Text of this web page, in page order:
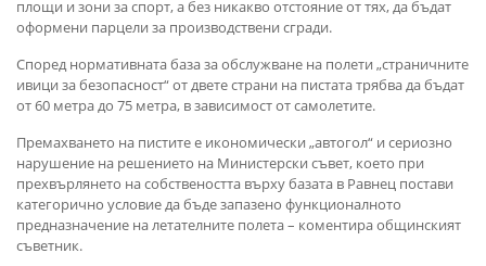
площи и зони за спорт, а без никакво отстояние от тях, да бъдат
оформени парцели за производствени сгради.
Според нормативната база за обслужване на полети „страничните
ивици за безопасност“ от двете страни на пистата трябва да бъдат
от 60 метра до 75 метра, в зависимост от самолетите.
Премахването на пистите е икономически „автогол“ и сериозно
нарушение на решението на Министерски съвет, което при
прехвърлянето на собствеността върху базата в Равнец постави
категорично условие да бъдeзапазено функционалното
предназначение на летателните полета – коментира общинският
съветник.